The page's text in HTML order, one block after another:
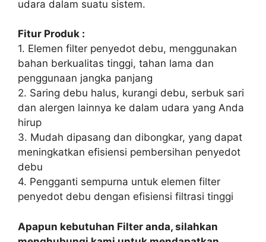
udara dalam suatu sistem.
Fitur Produk :
1. Elemen filter penyedot debu, menggunakan
bahan berkualitas tinggi, tahan lama dan
penggunaan jangka panjang
2. Saring debu halus, kurangi debu, serbuk sari
dan alergen lainnya ke dalam udara yang Anda
hirup
3. Mudah dipasang dan dibongkar, yang dapat
meningkatkan efisiensi pembersihan penyedot
debu
4. Pengganti sempurna untuk elemen filter
penyedot debu dengan efisiensi filtrasi tinggi
Apapun kebutuhan Filter anda, silahkan